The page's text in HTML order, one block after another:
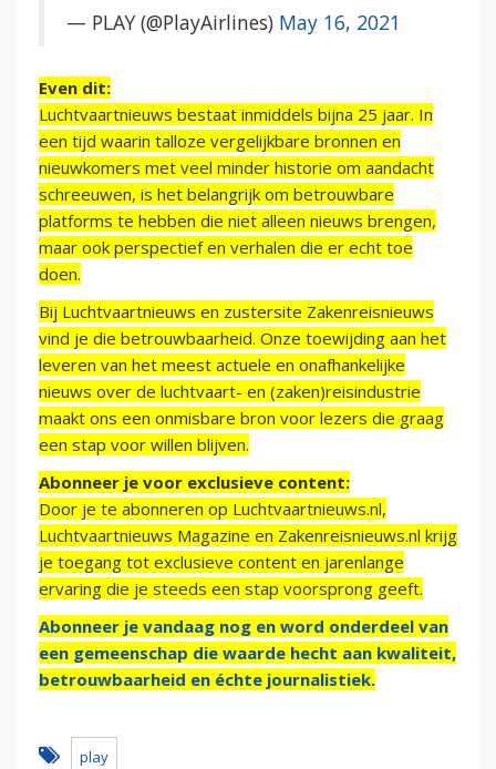
— PLAY (@PlayAirlines) May 16, 2021
Even dit:
Luchtvaartnieuws bestaat inmiddels bijna 25 jaar. In
een tijd waarin talloze vergelijkbare bronnen en
nieuwkomers met veel minder historie om aandacht
schreeuwen, is het belangrijk om betrouwbare
platforms te hebben die niet alleen nieuws brengen,
maar ook perspectief en verhalen die er echt toe
doen.
Bij Luchtvaartnieuws en zustersite Zakenreisnieuws
vind je die betrouwbaarheid. Onze toewijding aan het
leveren van het meest actuele en onafhankelijke
nieuws over de luchtvaart- en (zaken)reisindustrie
maakt ons een onmisbare bron voor lezers die graag
een stap voor willen blijven.
Abonneer je voor exclusieve content:
Door je te abonneren op Luchtvaartnieuws.nl,
Luchtvaartnieuws Magazine en Zakenreisnieuws.nl krijg
je toegang tot exclusieve content en jarenlange
ervaring die je steeds een stap voorsprong geeft.
Abonneer je vandaag nog en word onderdeel van
een gemeenschap die waarde hecht aan kwaliteit,
betrouwbaarheid en échte journalistiek.
play